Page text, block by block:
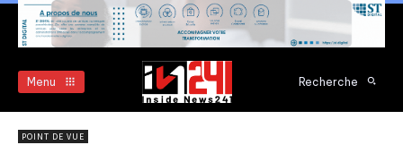
Menu Recherche
POINT DE VUE